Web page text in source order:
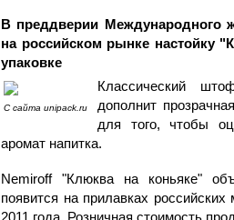
В преддверии Международного
на российском рынке настойку
упаковке
C сайта unipack.ru
Классический
дополнит
для того, чтобы
аромат напитка.
Nemiroff "Клюква на коньяке"
появится на прилавках